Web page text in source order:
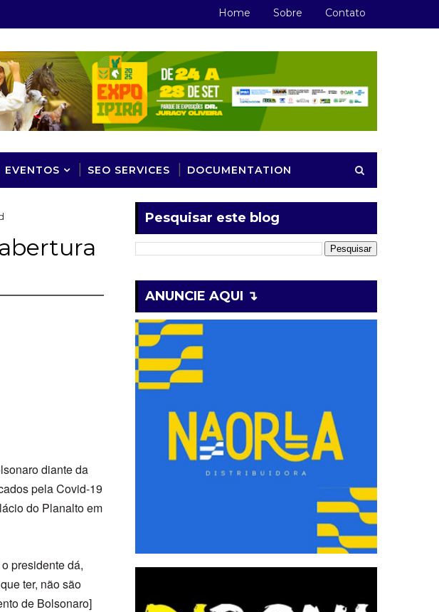
Home Sobre Contato
EVENTOS SEO SERVICES DOCUMENTATION
diante da
pela Covid-19
do Planalto em
presidente dá,
ter, não são
de Bolsonaro]
Pesquisar este blog
ANUNCIE AQUI ↴